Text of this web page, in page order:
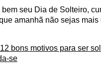
seu Dia de Solteiro,
amanhã não sejas mais
bons motivos para ser
se